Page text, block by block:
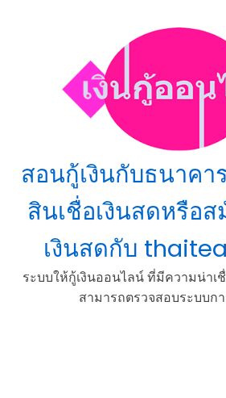
สอนกู้เงินกับธนาคา
สินเชื่อเงินสดหรือ
เงินสดกับ
ระบบให้กู้เงินออนไลน์ ที่มีความน่า
สามารถตรวจสอบระบบกา